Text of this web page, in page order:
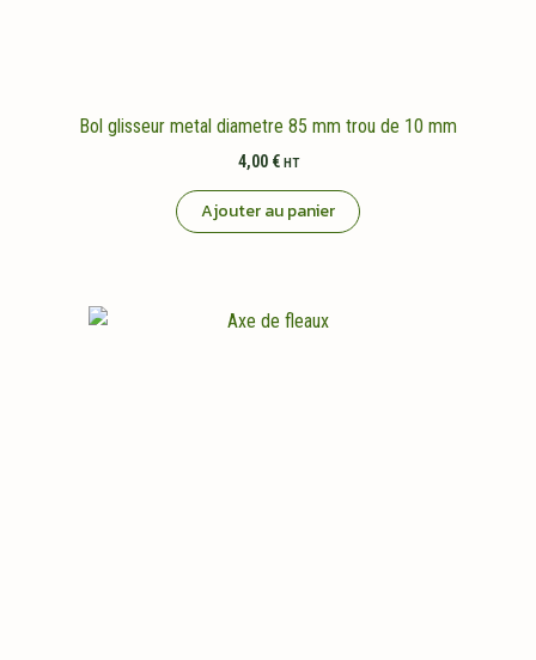
Bol glisseur metal diametre 85 mm trou de 10 mm
4,00 € HT
Ajouter au panier